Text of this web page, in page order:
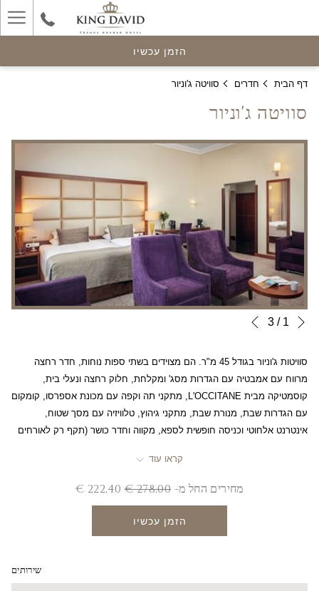
הזמן עכשיו
דף הבית חדרים סוויטה ג'וניור
סוויטה ג'וניור
Slideshow
Clicking
הקודם
1
/
3
סוויטות ג'וניור בגודל 45 מ"ר. הם מצוידים בשתי ספות נוחות, חדר רחצה
מרווח עם אמבטיה עם הגדרות מסג' ומקלחת, חלוק רחצה ונעלי בית,
קוסמטיקה מבית L'OCCITANE, מתקני תה וקפה עם מכונת אספרסו, קומקום
עם הגדרות שבת, מנורת שבת, מתקני גיהוץ, טלוויזיה עם מסך שטוח,
אינטרנט אלחוטי וכניסה חופשית לספא, מקווה וחדר כושר (תקף רק לאורחים
קראו עוד
מחירים החל מ- 278,00 €
222,40 €
הזמן עכשיו
שירותים